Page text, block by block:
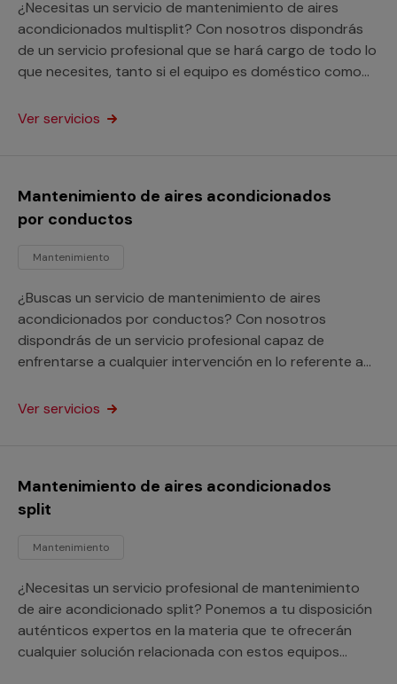
¿Necesitas un servicio de mantenimiento de aires
acondicionados multisplit? Con nosotros dispondrás
de un servicio profesional que se hará cargo de todo lo
que necesites, tanto si el equipo es doméstico como
Ver servicios
Mantenimiento de aires acondicionados
por conductos
Mantenimiento
¿Buscas un servicio de mantenimiento de aires
acondicionados por conductos? Con nosotros
dispondrás de un servicio profesional capaz de
enfrentarse a cualquier intervención en lo referente a
o para locales comerciales.
Ver servicios
Mantenimiento de aires acondicionados
split
Mantenimiento
¿Necesitas un servicio profesional de mantenimiento
de aire acondicionado split? Ponemos a tu disposición
auténticos expertos en la materia que te ofrecerán
cualquier solución relacionada con estos equipos